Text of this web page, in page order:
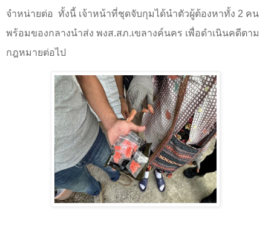
จำหน่ายต่อ ทั้งนี้ เจ้าหน้าที่ชุดจับกุมได้นำตัวผู้ต้องหาทั้ง 2 คน
พร้อมของกลางนำส่ง พงส.สภ.เขลางค์นคร เพื่อดำเนินคดีตาม
กฎหมายต่อไป